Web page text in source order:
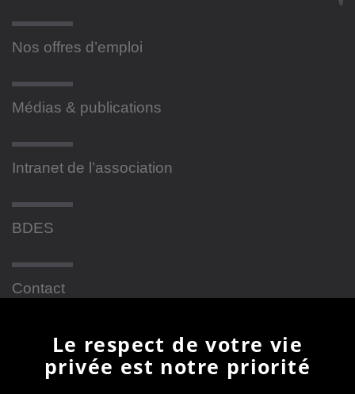
Nos offres d’emploi
Médias & publications
Intranet de l’association
BDES
Contact
Newsletter
Le respect de votre vie
privée est notre priorité